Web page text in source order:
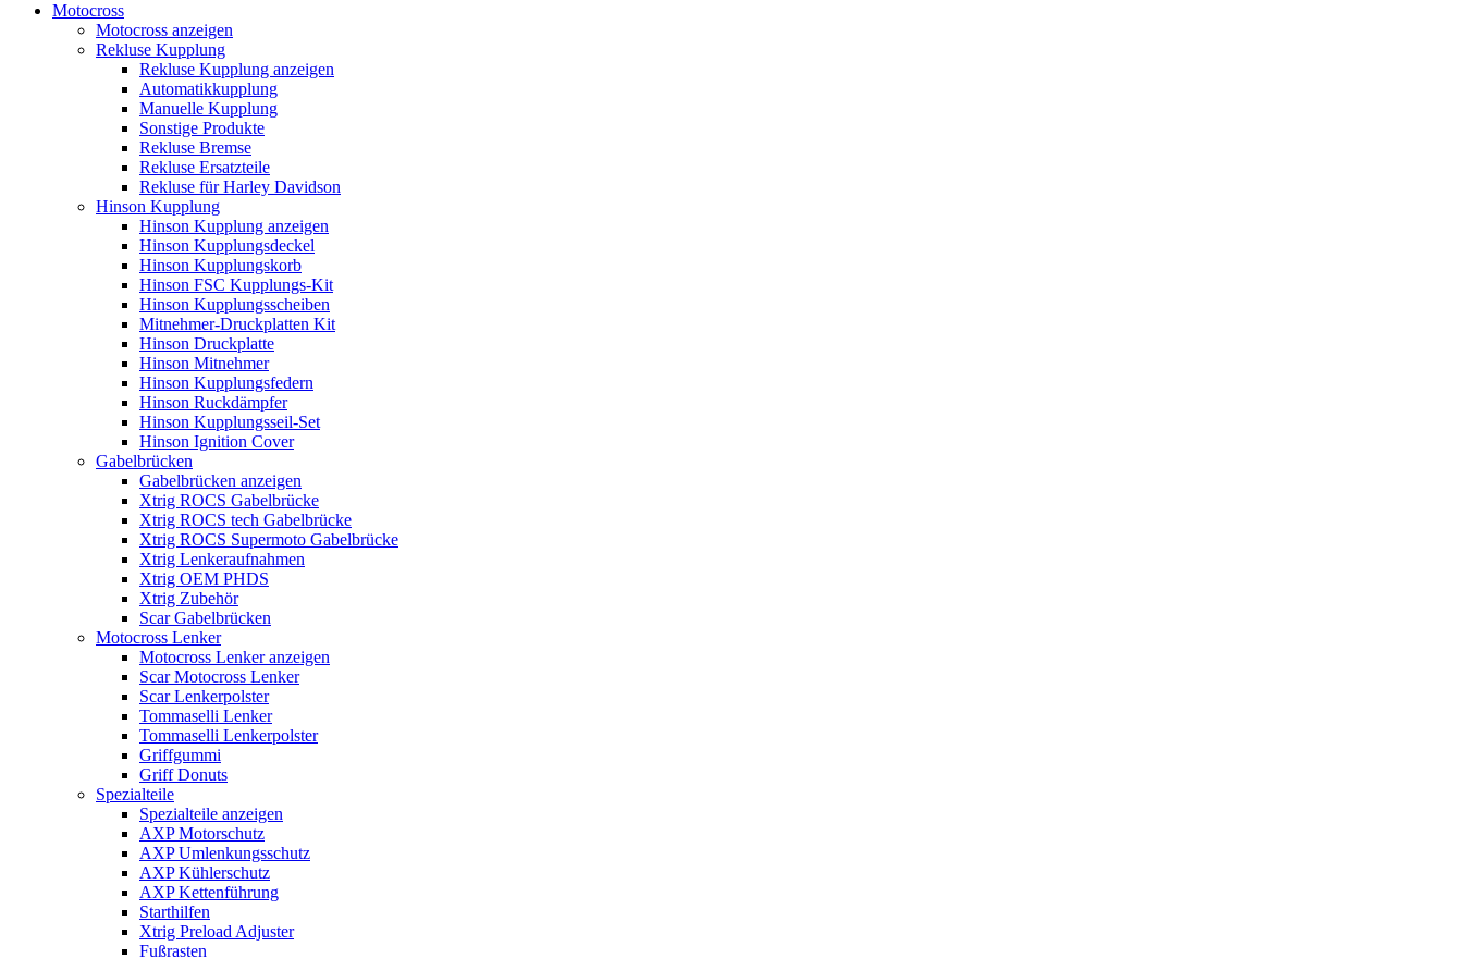
Motocross
Motocross anzeigen
Rekluse Kupplung
Rekluse Kupplung anzeigen
Automatikkupplung
Manuelle Kupplung
Sonstige Produkte
Rekluse Bremse
Rekluse Ersatzteile
Rekluse für Harley Davidson
Hinson Kupplung
Hinson Kupplung anzeigen
Hinson Kupplungsdeckel
Hinson Kupplungskorb
Hinson FSC Kupplungs-Kit
Hinson Kupplungsscheiben
Mitnehmer-Druckplatten Kit
Hinson Druckplatte
Hinson Mitnehmer
Hinson Kupplungsfedern
Hinson Ruckdämpfer
Hinson Kupplungsseil-Set
Hinson Ignition Cover
Gabelbrücken
Gabelbrücken anzeigen
Xtrig ROCS Gabelbrücke
Xtrig ROCS tech Gabelbrücke
Xtrig ROCS Supermoto Gabelbrücke
Xtrig Lenkeraufnahmen
Xtrig OEM PHDS
Xtrig Zubehör
Scar Gabelbrücken
Motocross Lenker
Motocross Lenker anzeigen
Scar Motocross Lenker
Scar Lenkerpolster
Tommaselli Lenker
Tommaselli Lenkerpolster
Griffgummi
Griff Donuts
Spezialteile
Spezialteile anzeigen
AXP Motorschutz
AXP Umlenkungsschutz
AXP Kühlerschutz
AXP Kettenführung
Starthilfen
Xtrig Preload Adjuster
Fußrasten